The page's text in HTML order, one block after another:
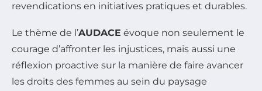
revendications en initiatives pratiques et durables.
Le thème de l’AUDACE évoque non seulement le
courage d’affronter les injustices, mais aussi une
réflexion proactive sur la manière de faire avancer
les droits des femmes au sein du paysage